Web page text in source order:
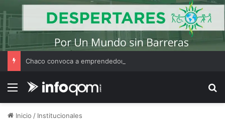
Menú
Inicio / Institucionales